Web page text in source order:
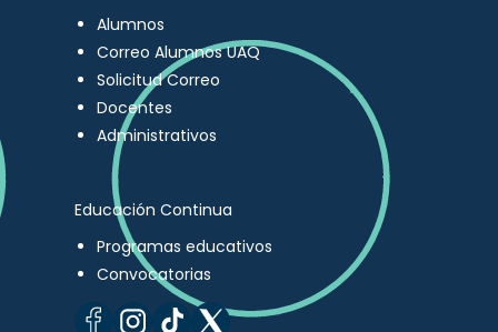
Alumnos
Correo Alumnos UAQ
Solicitud Correo
Docentes
Administrativos
Educación Continua
Programas educativos
Convocatorias